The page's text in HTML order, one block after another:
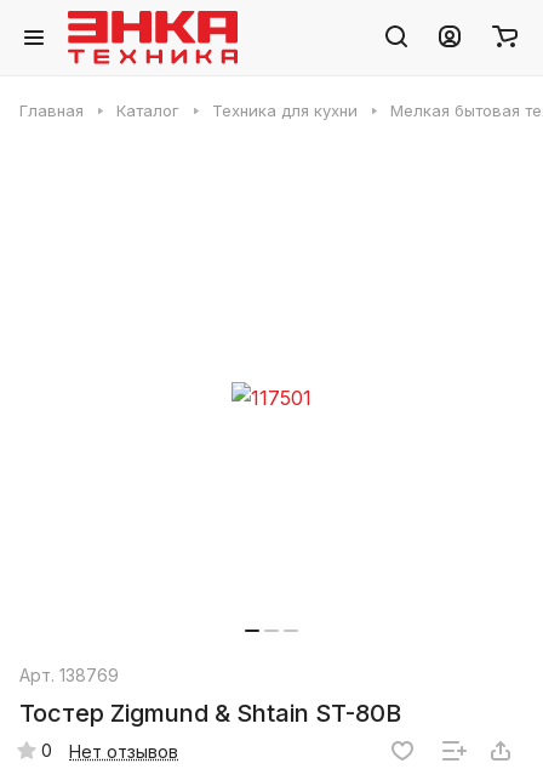
Главная Каталог Техника для кухни Мелкая бытовая
Арт. 138769
Тостер Zigmund & Shtain ST-80B
0 Нет отзывов